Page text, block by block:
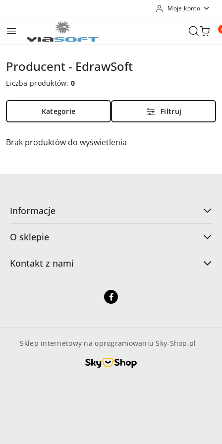
Moje konto
Producent - EdrawSoft
Liczba produktów:0
Kategorie Filtruj
Brak produktów do wyświetlenia
Informacje
O sklepie
Kontakt z nami
Sklep internetowy na oprogramowaniu Sky-Shop.pl